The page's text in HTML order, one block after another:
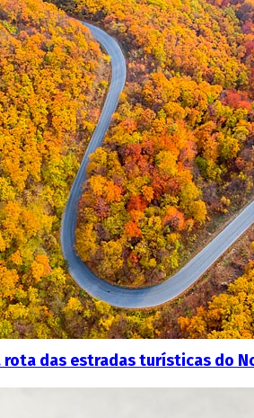
rota das estradas turísticas do